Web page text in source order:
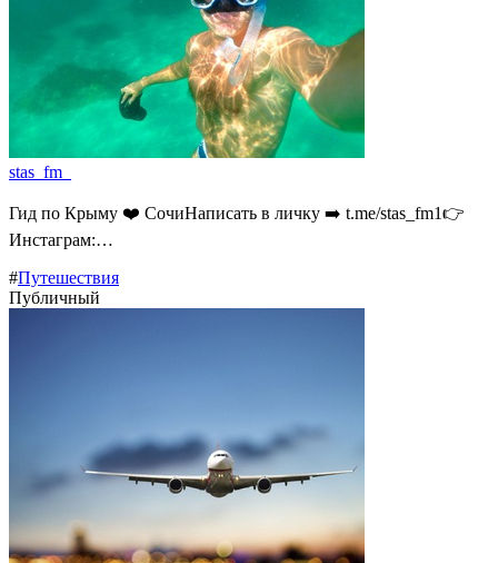
stas_fm_
Гид по Крыму ❤️ СочиНаписать в личку ➡️ t.me/stas_fm1👉
Инстаграм:…
#Путешествия
Публичный